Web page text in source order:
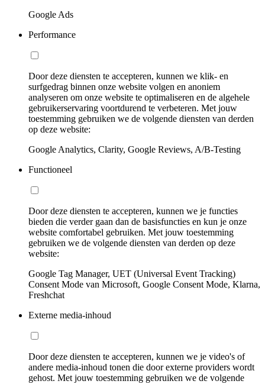
Google Ads
Performance
Door deze diensten te accepteren, kunnen we klik- en
surfgedrag binnen onze website volgen en anoniem
analyseren om onze website te optimaliseren en de algehele
gebruikerservaring voortdurend te verbeteren. Met jouw
toestemming gebruiken we de volgende diensten van derden
op deze website:
Google Analytics, Clarity, Google Reviews, A/B-Testing
Functioneel
Door deze diensten te accepteren, kunnen we je functies
bieden die verder gaan dan de basisfuncties en kun je onze
website comfortabel gebruiken. Met jouw toestemming
gebruiken we de volgende diensten van derden op deze
website:
Google Tag Manager, UET (Universal Event Tracking)
Consent Mode van Microsoft, Google Consent Mode, Klarna,
Freshchat
Externe media-inhoud
Door deze diensten te accepteren, kunnen we je video's of
andere media-inhoud tonen die door externe providers wordt
gehost. Met jouw toestemming gebruiken we de volgende